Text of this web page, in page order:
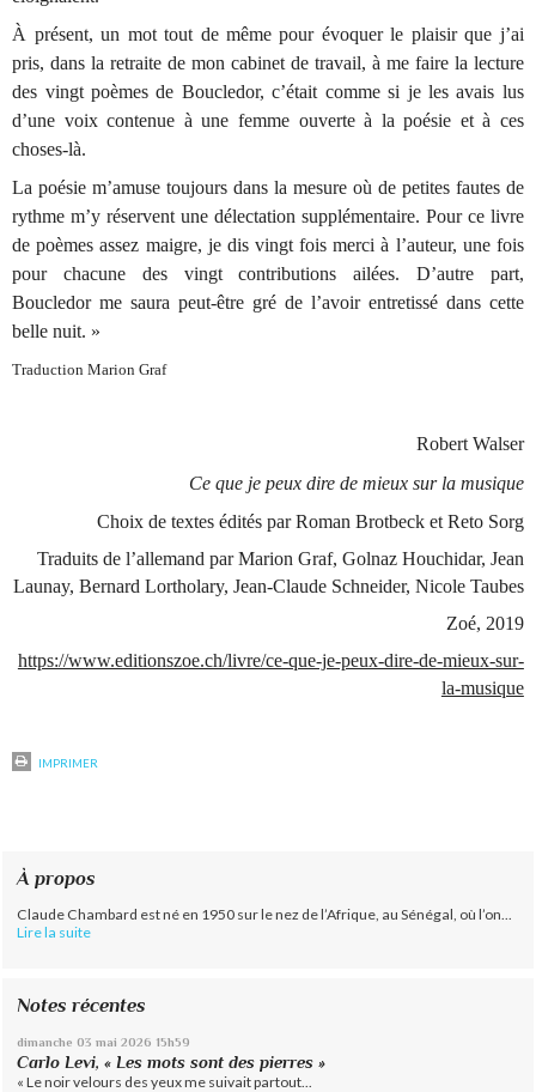
À présent, un mot tout de même pour évoquer le plaisir que j’ai
pris, dans la retraite de mon cabinet de travail, à me faire la lecture
des vingt poèmes de Boucledor, c’était comme si je les avais lus
d’une voix contenue à une femme ouverteà la poésie età ces
choses-là.
La poésie m’amuse toujours dans la mesure où de petites fautes de
rythme m’y réservent une délectation supplémentaire. Pour ce livre
de poèmes assez maigre, je dis vingt fois mercià l’auteur, une fois
pour chacune des vingt contributions ailées. D’autre part,
Boucledor me saura peut-être gré de l’avoir entretissédans cette
belle nuit. »
Traduction Marion Graf
Robert Walser
Ce que je peux dire de mieux sur la musique
Choix de textes édités par Roman Brotbeck et Reto Sorg
Traduits de l’allemand par Marion Graf, Golnaz Houchidar, Jean
Launay, Bernard Lortholary, Jean-Claude Schneider, Nicole Taubes
Zoé, 2019
https://www.editionszoe.ch/livre/ce-que-je-peux-dire-de-mieux-sur-
la-musique
IMPRIMER
À propos
Claude Chambard est né en 1950 sur le nez de l’Afrique, au Sénégal, où l’on...
Lire la suite
Notes récentes
dimanche 03 mai 2026 15h59
Carlo Levi, « Les mots sont des pierres »
« Le noir velours des yeux me suivait partout...